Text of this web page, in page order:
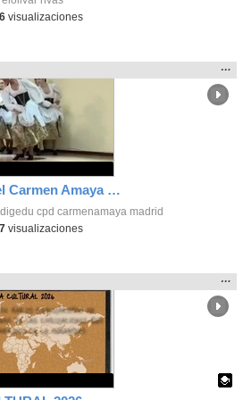
visualizaciones
El corazón del Carmen Amaya en la Residencia Montserrat
en:
la
…
cpd carmenamaya madrid
visualizaciones
en:
la
…